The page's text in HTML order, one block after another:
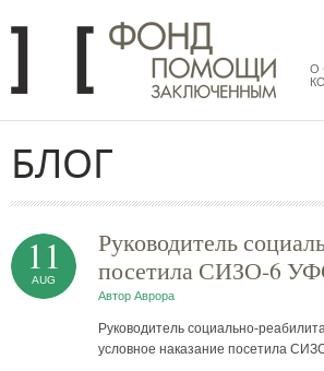
О
БЛОГ
Руководитель
посетила СИЗО-6
Автор Аврора
11
AUG
Руководитель социально-
условное наказание посетила